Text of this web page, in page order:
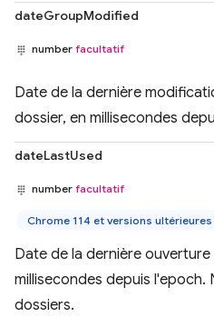
dateGroupModified
number facultatif
Date de la dernière
dossier, en millisecondes
dateLastUsed
number facultatif
Chrome 114 et versions ultérieures
Date de la dernière
millisecondes depuis l'epoch.
dossiers.